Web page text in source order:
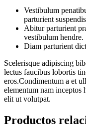
Vestibulum
parturient
Abitur parturient
vestibulum hendre.
Diam parturient
Scelerisque adipiscing
lectus faucibus lobortis
eros.Condimentum a et
elementum nam inceptos
elit ut volutpat.
Productos